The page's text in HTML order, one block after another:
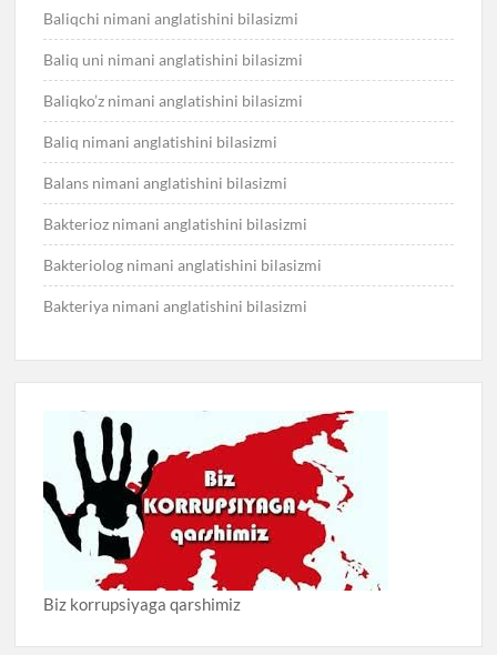
Baliqchi nimani anglatishini bilasizmi
Baliq uni nimani anglatishini bilasizmi
Baliqko’z nimani anglatishini bilasizmi
Baliq nimani anglatishini bilasizmi
Balans nimani anglatishini bilasizmi
Bakterioz nimani anglatishini bilasizmi
Bakteriolog nimani anglatishini bilasizmi
Bakteriya nimani anglatishini bilasizmi
Biz korrupsiyaga qarshimiz